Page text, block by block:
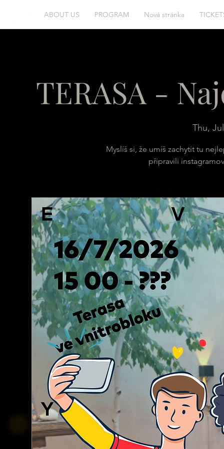
ABOUT US PROGRAM Nová stránka
TERASA -
Thu,
Myslíš si, že umíš zachytit tu
připravili